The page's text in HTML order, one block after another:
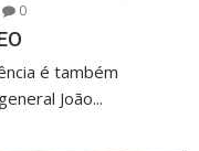
0
é também
João...